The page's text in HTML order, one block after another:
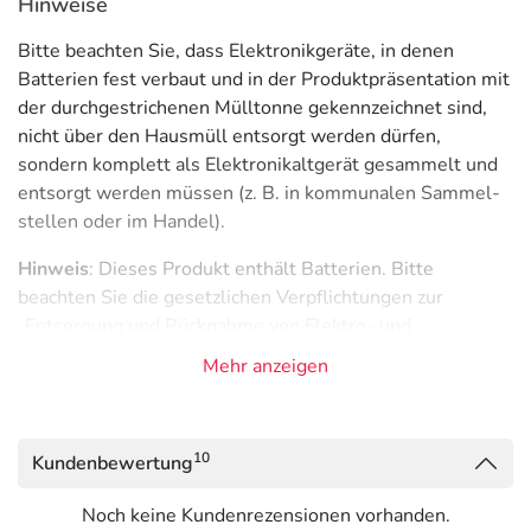
Bitte beachten Sie, dass Elektronikgeräte, in denen
Batterien fest verbaut und in der Produktpräsentation mit
der durchgestrichenen Mülltonne gekennzeichnet sind,
nicht über den Hausmüll entsorgt werden dürfen,
sondern komplett als Elektronikaltgerät gesammelt und
entsorgt werden müssen (z. B. in kommunalen Sammel­
stellen oder im Handel).
Hinweis: Dieses Produkt enthält Batterien. Bitte
beachten Sie die gesetzlichen Verpflichtungen zur
Elektronikgeräten und Batterien“ für Endverbraucher.
Entsorgung und Rücknahme von Elektro- und
Adresse des Anbieters/Herstellers
BEURER GmbH
Mehr anzeigen
Kundenbewertung10
Noch keine Kundenrezensionen vorhanden.